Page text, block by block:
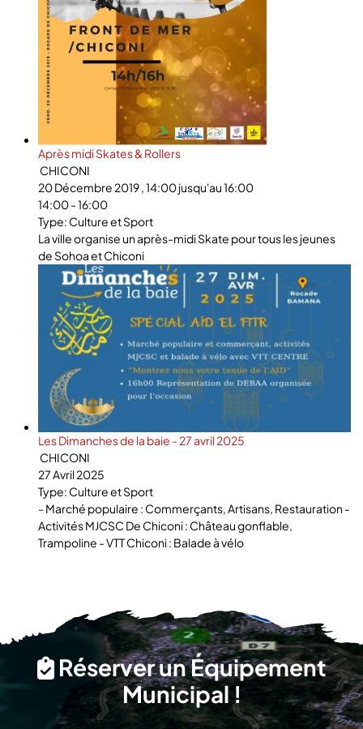
Après midi Skates & Rollers
CHICONI
20 Décembre 2019 , 14:00 jusqu'au 16:00
14:00 - 16:00
Type: Culture et Sport
La ville organise un après-midi Skate pour tous les jeunes
de Sohoa et Chiconi
Les Dimanches de la baie - 27 avril 2025
CHICONI
27 Avril 2025
Type: Culture et Sport
- Marché populaire : Commerçants, Artisans, Restauration -
Activités MJCSC De Chiconi : Château gonflable,
Trampoline - VTT Chiconi : Balade à vélo
Réserver un Équipement
Municipal !